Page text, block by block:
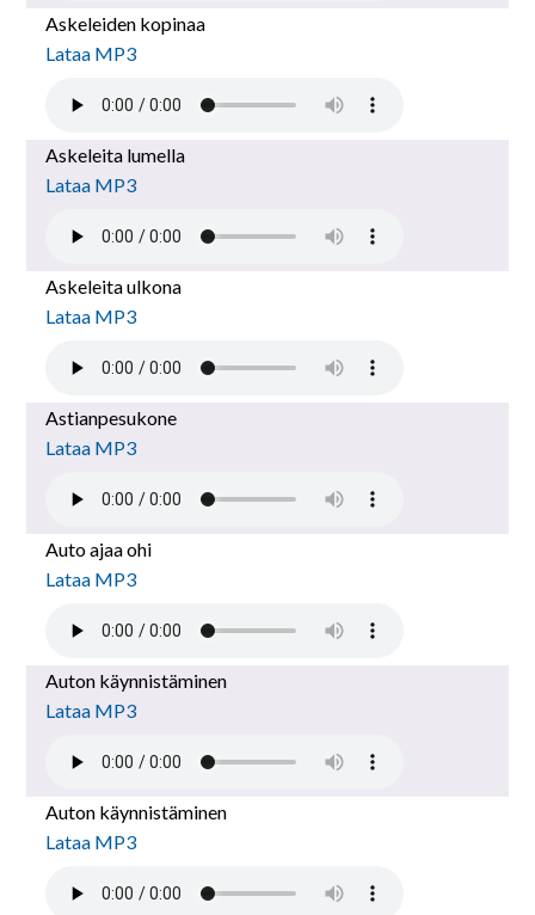
Askeleiden kopinaa
Lataa MP3
Askeleita lumella
Lataa MP3
Askeleita ulkona
Lataa MP3
Astianpesukone
Lataa MP3
Auto ajaa ohi
Lataa MP3
Auton käynnistäminen
Lataa MP3
Auton käynnistäminen
Lataa MP3